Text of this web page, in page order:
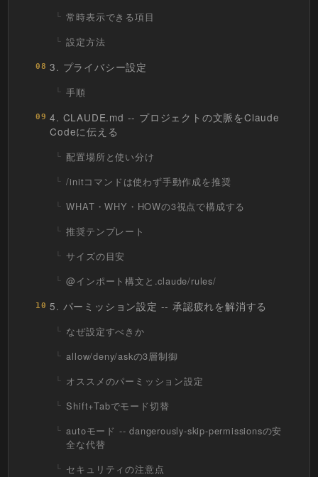
常時表示できる項目
設定方法
08 3. プライバシー設定
手順
09 4. CLAUDE.md -- プロジェクトの文脈をClaude
Codeに伝える
配置場所と使い分け
/initコマンドは使わず手動作成を推奨
WHAT・WHY・HOWの3視点で構成する
推奨テンプレート
サイズの目安
@インポート構文と.claude/rules/
10 5. パーミッション設定 -- 承認疲れを解消する
なぜ設定すべきか
allow/deny/askの3層制御
オススメのパーミッション設定
Shift+Tabでモード切替
autoモード -- dangerously-skip-permissionsの安
全な代替
セキュリティの注意点